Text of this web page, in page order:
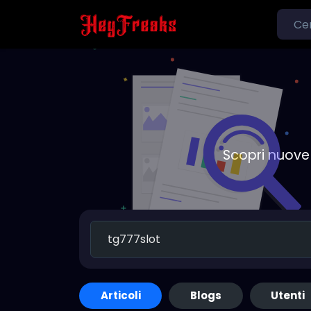
Scopri
Articoli Blogs Utenti